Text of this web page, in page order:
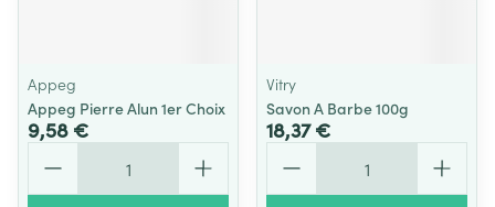
Appeg
Appeg Pierre Alun 1er Choix
9,58 €
Vitry
Savon A Barbe 100g
18,37 €